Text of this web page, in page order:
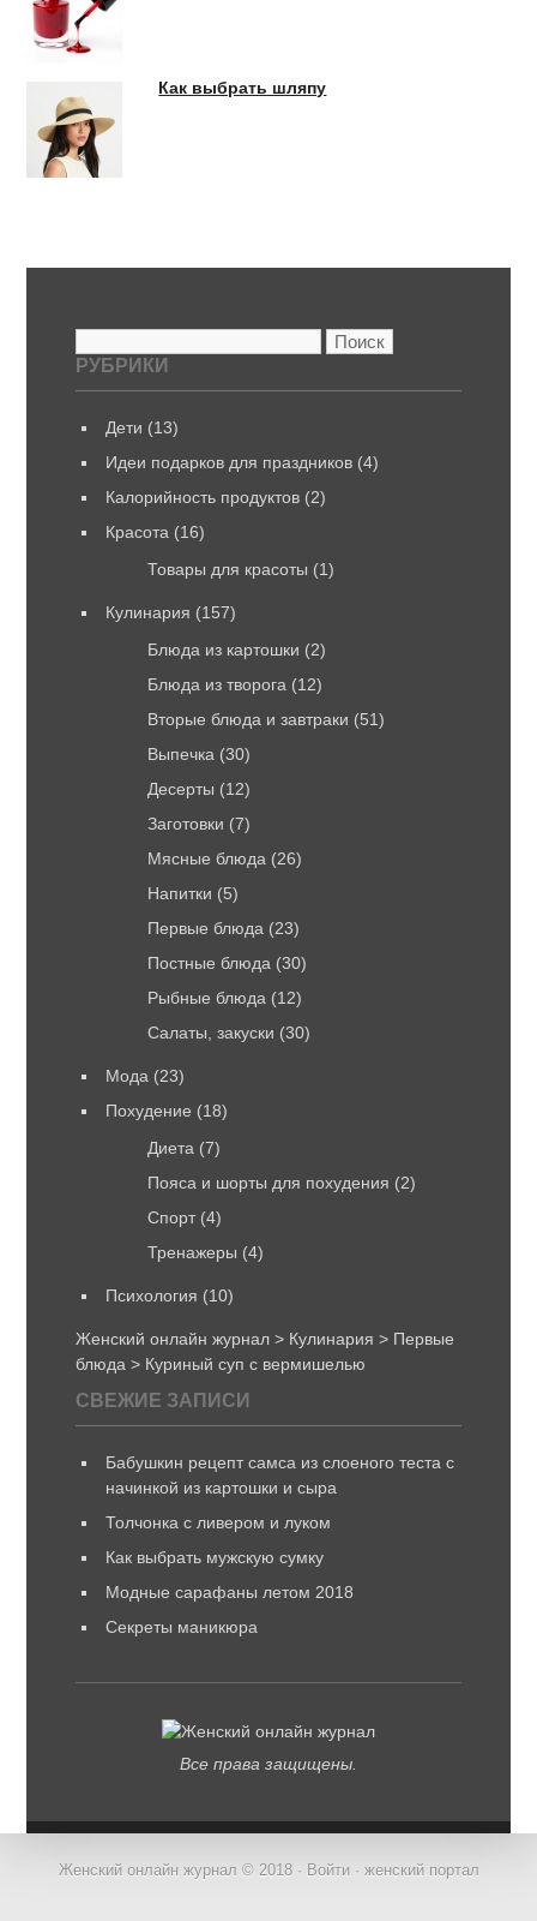
Как выбрать шляпу
РУБРИКИ
Дети (13)
Идеи подарков для праздников(4)
Калорийность продуктов(2)
Красота (16)
Товары для красоты (1)
Кулинария (157)
Блюда из картошки (2)
Блюда из творога (12)
Вторые блюда и завтраки (51)
Выпечка (30)
Десерты (12)
Заготовки (7)
Мясные блюда (26)
Напитки (5)
Первые блюда (23)
Постные блюда (30)
Рыбные блюда (12)
Салаты, закуски (30)
Мода (23)
Похудение (18)
Диета (7)
Пояса и шорты для похудения (2)
Спорт(4)
Тренажеры (4)
Психология (10)
Женский онлайн журнал> Кулинария > Первые
блюда > Куриный суп с вермишелью
СВЕЖИЕ ЗАПИСИ
Бабушкин рецепт самса из слоеного теста с
начинкой из картошки и сыра
Толчонка с ливером и луком
Как выбрать мужскую сумку
Модные сарафаны летом 2018
Секреты маникюра
Все права защищены.
Женский онлайн журнал © 2018 · Войти· женский портал